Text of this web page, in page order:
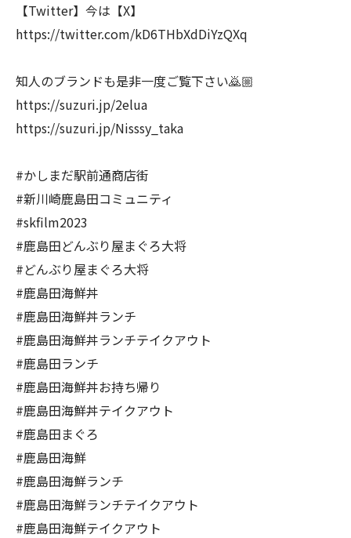
【Twitter】今は【X】
https://twitter.com/kD6THbXdDiYzQXq
知人のブランドも是非一度ご覧下さい🙇🏼
https://suzuri.jp/2elua
https://suzuri.jp/Nisssy_taka
#かしまだ駅前通商店街
#新川崎鹿島田コミュニティ
#skfilm2023
#鹿島田どんぶり屋まぐろ大将
#どんぶり屋まぐろ大将
#鹿島田海鮮丼
#鹿島田海鮮丼ランチ
#鹿島田海鮮丼ランチテイクアウト
#鹿島田ランチ
#鹿島田海鮮丼お持ち帰り
#鹿島田海鮮丼テイクアウト
#鹿島田まぐろ
#鹿島田海鮮
#鹿島田海鮮ランチ
#鹿島田海鮮ランチテイクアウト
#鹿島田海鮮テイクアウト